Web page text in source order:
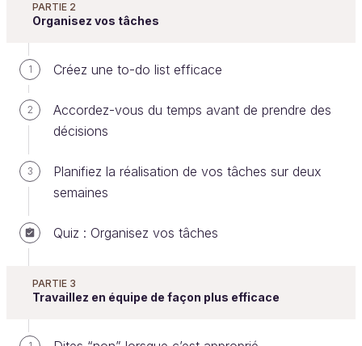
PARTIE 2
Organisez vos tâches
1 Créez une to-do list efficace
2
Accordez-vous du temps avant de prendre des
décisions
3
Planifiez la réalisation de vos tâches sur deux
semaines
Quiz : Organisez vos tâches
PARTIE 3
Travaillez en équipe de façon plus efficace
Évitez des réunions lorsque c’est
possible
Pour la majeure partie d’entre elles, une bonne
réunion c'est souvent celle qui n'a pas eu lieu. Idem
pour un rendez-vous. Anticiper et préparer au mieux
un rendez-vous ou une réunion permet souvent de
les éviter et ainsi gagner un temps précieux pour les
collaborateurs qui y participent ; sans compter le
temps et les frais pour s’y rendre.
choses suivantes :